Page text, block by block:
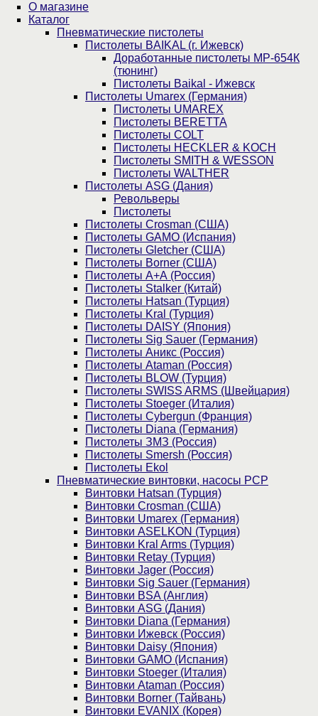
О магазине
Каталог
Пнев­ма­ти­чес­кие пистолеты
Пистолеты BAIKAL (г. Ижевск)
Доработанные пистолеты МР-654К
(тюнинг)
Пистолеты Baikal - Ижевск
Пистолеты Umarex (Германия)
Пистолеты UMAREX
Пистолеты BERETTA
Пистолеты COLT
Пистолеты HECKLER & KOCH
Пистолеты SMITH & WESSON
Пистолеты WALTHER
Пистолеты ASG (Дания)
Револьверы
Пистолеты
Пистолеты Crosman (США)
Пистолеты GAMO (Испания)
Пистолеты Gletcher (США)
Пистолеты Borner (США)
Пистолеты А+А (Россия)
Пистолеты Stalker (Китай)
Пистолеты Hatsan (Турция)
Пистолеты Kral (Турция)
Пистолеты DAISY (Япония)
Пистолеты Sig Sauer (Германия)
Пистолеты Аникс (Россия)
Пистолеты Ataman (Россия)
Пистолеты BLOW (Турция)
Пистолеты SWISS ARMS (Швейцария)
Пистолеты Stoeger (Италия)
Пистолеты Cybergun (Франция)
Пистолеты Diana (Германия)
Пистолеты ЗМЗ (Россия)
Пистолеты Smersh (Россия)
Пистолеты Ekol
Пневматические винтовки, насосы PCP
Винтовки Hatsan (Турция)
Винтовки Crosman (США)
Винтовки Umarex (Германия)
Винтовки ASELKON (Турция)
Винтовки Kral Arms (Турция)
Винтовки Retay (Турция)
Винтовки Jager (Россия)
Винтовки Sig Sauer (Германия)
Винтовки BSA (Англия)
Винтовки ASG (Дания)
Винтовки Diana (Германия)
Винтовки Ижевск (Россия)
Винтовки Daisy (Япония)
Винтовки GAMO (Испания)
Винтовки Stoeger (Италия)
Винтовки Ataman (Россия)
Винтовки Borner (Тайвань)
Винтовки EVANIX (Корея)